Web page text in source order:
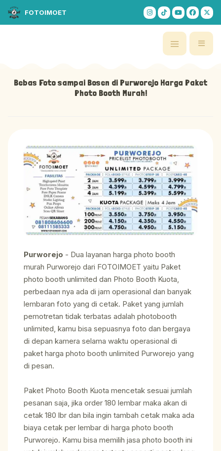
FOTOIMOET
Bebas Foto sampai Bosen di Purworejo Harga Paket
Photo Booth Murah!
Purworejo - Dua layanan harga photo booth
murah Purworejo dari FOTOIMOET yaitu Paket
photo booth unlimited dan Photo Booth Kuota,
perbedaan nya ada di jam operasional dan banyak
lembaran foto yang di cetak. Paket yang jumlah
pemotretan tidak terbatas adalah photobooth
unlimited, kamu bisa sepuasnya foto dan bergaya
di depan kamera selama waktu operasional di
paket harga photo booth unlimited Purworejo yang
di pesan.
Paket Photo Booth Kuota mencetak sesuai jumlah
pesanan saja, jika order 180 lembar maka akan di
cetak 180 lbr dan bila ingin tambah cetak maka ada
biaya cetak per lembar di harga photo booth
Purworejo. Kamu bisa memilih jasa photo booth ini